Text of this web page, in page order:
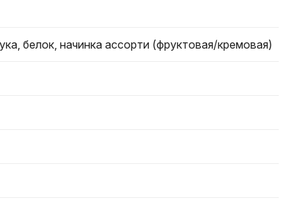
белок, начинка ассорти (фруктовая/кремовая)